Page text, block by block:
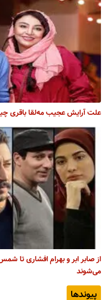
علت آرایش عجیب مه‌لقا باقری
از صابر ابر و بهرام افشاری تا
می‌شوند
پیوندها